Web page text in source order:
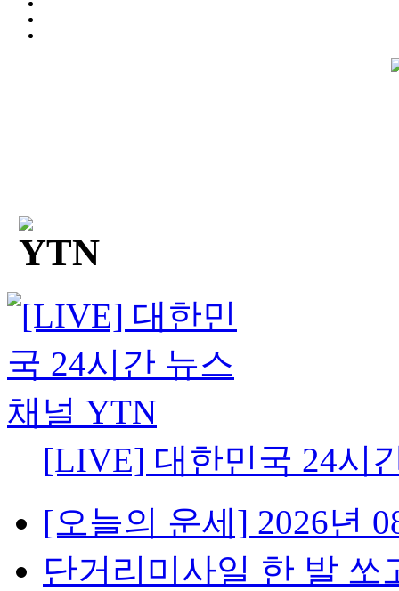
[LIVE] 대한민국 24시
[오늘의 운세] 2026년
단거리미사일 한 발 쏘